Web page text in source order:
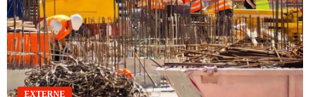
EXTERNE